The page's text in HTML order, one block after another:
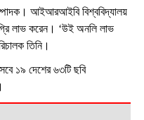
আইআরআইবি বিশ্ববিদ্যালয়
লাভ করেন। ‘উই অনলি লাভ
তিনি।
১৯ দেশের ৬৩টি ছবি